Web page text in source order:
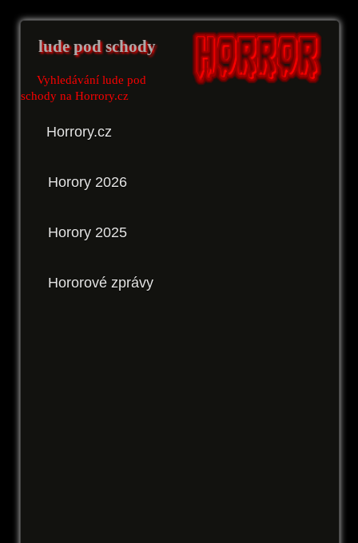
lude pod schody
Vyhledávání lude pod
schody na Horrory.cz
Horrory.cz
Horory 2026
Horory 2025
Hororové zprávy